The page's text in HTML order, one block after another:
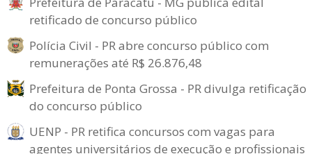
retificado de concurso público
Polícia Civil - PR abre concurso público com
remunerações até R$ 26.876,48
Prefeitura de Ponta Grossa - PR divulga retificação
do concurso público
UENP - PR retifica concursos com vagas para
agentes universitários de execução e profissionais